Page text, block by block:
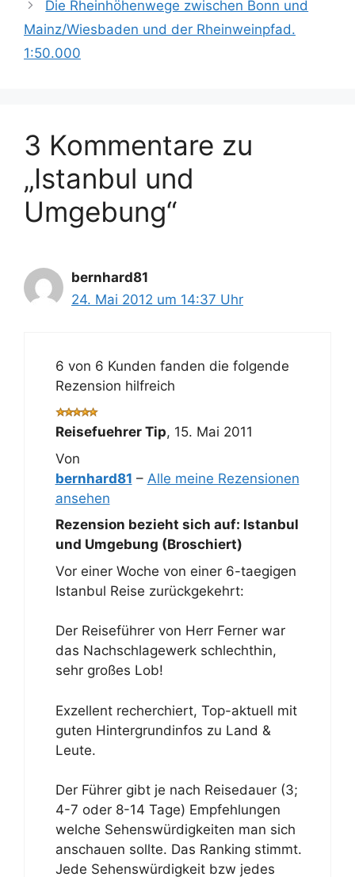
Die Rheinhöhenwege zwischen Bonn und
Mainz/Wiesbaden und der Rheinweinpfad.
1:50.000
3 Kommentare zu
„Istanbul und
Umgebung“
bernhard81
24. Mai 2012 um 14:37 Uhr
6 von 6 Kunden fanden die folgende
Rezension hilfreich
Reisefuehrer Tip, 15. Mai 2011
Von
bernhard81 – Alle meine Rezensionen
ansehen
Rezension bezieht sich auf: Istanbul
und Umgebung (Broschiert)
Vor einer Woche von einer 6-taegigen
Istanbul Reise zurückgekehrt:
Der Reiseführer von Herr Ferner war
das Nachschlagewerk schlechthin,
sehr großes Lob!
Exzellent recherchiert, Top-aktuell mit
guten Hintergrundinfos zu Land &
Leute.
Der Führer gibt je nach Reisedauer (3;
4-7 oder 8-14 Tage) Empfehlungen
welche Sehenswürdigkeiten man sich
anschauen sollte. Das Ranking stimmt.
Jede Sehenswürdigkeit bzw jedes